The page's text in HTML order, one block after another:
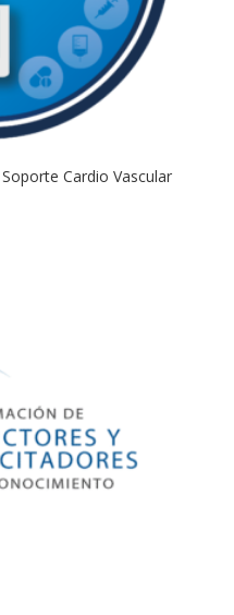
Cardio Vascular